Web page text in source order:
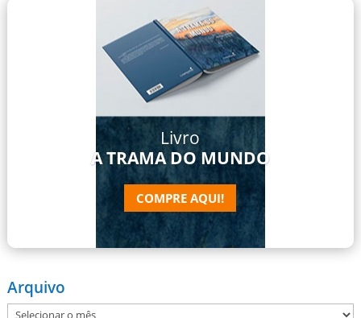
Livro
A TRAMA DO MUNDO
COMPRE AQUI!
Arquivo
Arquivo